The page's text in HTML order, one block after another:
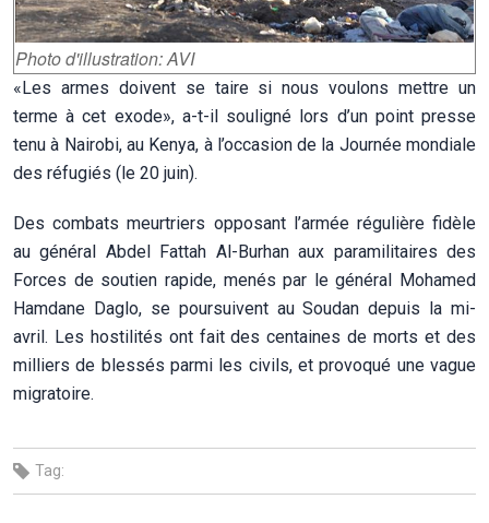
Photo d'illustration: AVI
«Les armes doivent se taire si nous voulons mettre un
terme à cet exode», a-t-il souligné lors d’un point presse
tenu à Nairobi, au Kenya, à l’occasion de la Journée mondiale
des réfugiés (le 20 juin).
Des combats meurtriers opposant l’armée régulière fidèle
au général Abdel Fattah Al-Burhan aux paramilitaires des
Forces de soutien rapide, menés par le général Mohamed
Hamdane Daglo, se poursuivent au Soudan depuis la mi-
avril. Les hostilités ont fait des centaines de morts et des
milliers de blessés parmi les civils, et provoqué une vague
migratoire.
Tag: